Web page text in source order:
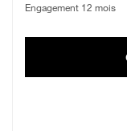
Engagement 12 mois